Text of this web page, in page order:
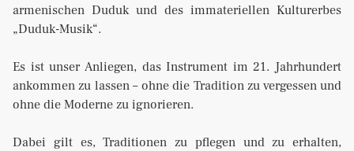
armenischen Duduk und des immateriellen Kulturerbes
„Duduk-Musik“.
Es ist unser Anliegen, das Instrument im 21. Jahrhundert
ankommen zu lassen – ohne die Tradition zu vergessen und
ohne die Moderne zu ignorieren.
Dabei gilt es, Traditionen zu pflegen und zu erhalten,